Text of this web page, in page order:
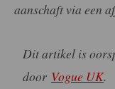
aanschaft via een
Dit artikel is
door Vogue UK.